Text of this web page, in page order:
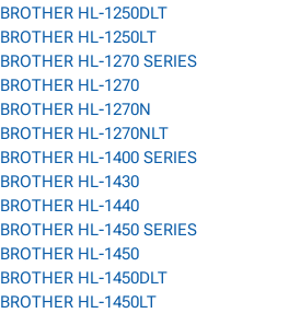
BROTHER HL-1250DLT
BROTHER HL-1250LT
BROTHER HL-1270 SERIES
BROTHER HL-1270
BROTHER HL-1270N
BROTHER HL-1270NLT
BROTHER HL-1400 SERIES
BROTHER HL-1430
BROTHER HL-1440
BROTHER HL-1450 SERIES
BROTHER HL-1450
BROTHER HL-1450DLT
BROTHER HL-1450LT